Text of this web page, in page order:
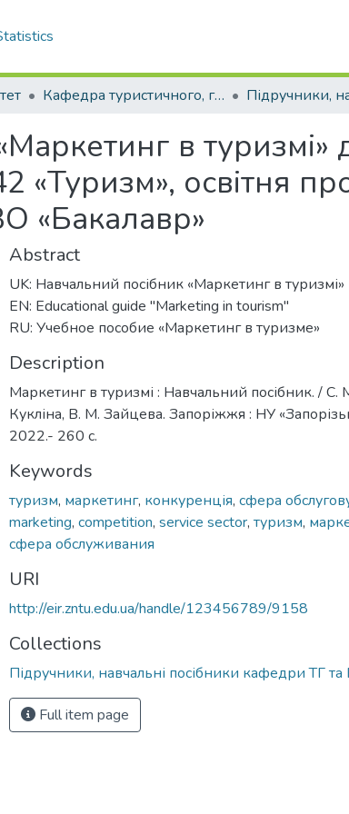
Кафедра туристичного, готельного та ресторанного бізнесу (Кафедра ТГ та РБ)
в туризмі»
«Туризм», освітня
«Бакалавр»
Abstract
UK: Навчальний посібник «Маркетинг в туризмі»
EN: Educational guide "Marketing in tourism"
RU: Учебное пособие «Маркетинг в туризме»
Description
Маркетинг в туризмі : Навчальний посібник. / С.
Кукліна, В. М. Зайцева. Запоріжжя : НУ
2022.- 260 с.
Keywords
туризм, маркетинг, конкуренція, сфера
marketing, competition, service sector, туризм,
сфера обслуживания
URI
http://eir.zntu.edu.ua/handle/123456789/9158
Collections
Підручники, навчальні посібники кафедри ТГ та
Full item page